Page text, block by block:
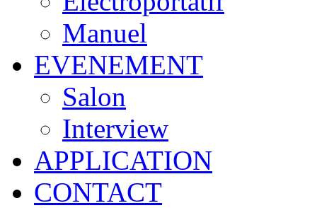
Manuel
EVENEMENT
Salon
Interview
APPLICATION
CONTACT